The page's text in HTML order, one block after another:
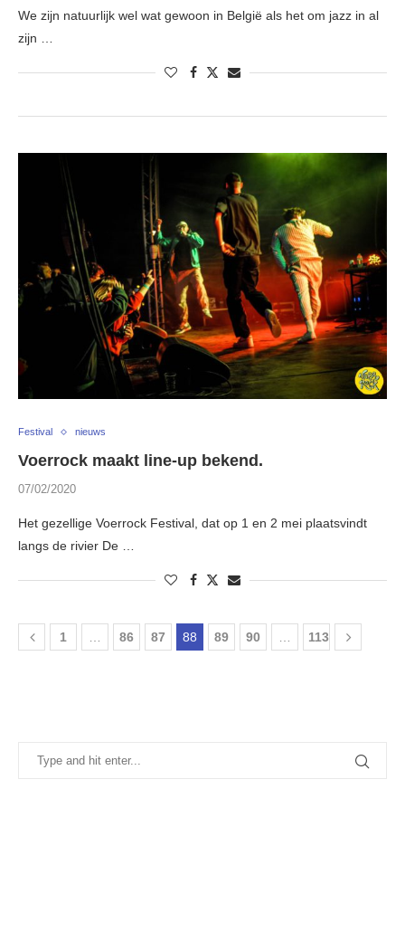
We zijn natuurlijk wel wat gewoon in België als het om jazz in al
zijn …
Festival nieuws
Voerrock maakt line-up bekend.
07/02/2020
Het gezellige Voerrock Festival, dat op 1 en 2 mei plaatsvindt
langs de rivier De …
1 … 86 87 88 89 90 … 113